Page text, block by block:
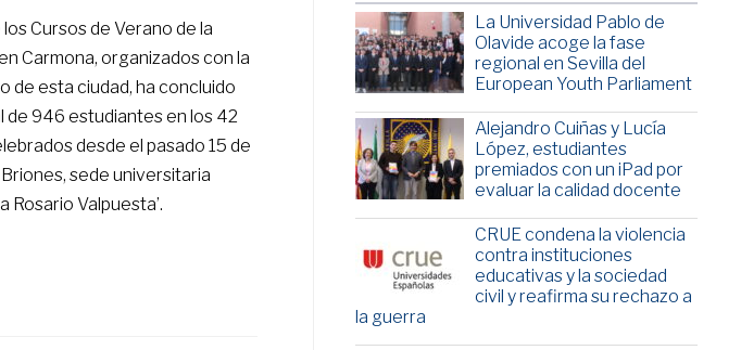
Cursos de Verano de la
Carmona, organizados con la
de esta ciudad, ha concluido
de 946 estudiantes en los 42
desde el pasado 15 de
sede universitaria
Rosario Valpuesta’.
La Universidad Pablo de
Olavide acoge la fase
regional en Sevilla del
European Youth Parliament
Alejandro Cuiñas y Lucía
López, estudiantes
premiados con un iPad por
evaluar la calidad docente
CRUE condena la violencia
contra instituciones
educativas y la sociedad
civil y reafirma su rechazo a
la guerra